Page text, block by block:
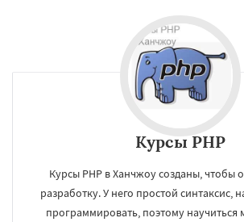
Курсы PHP
Курсы PHP в Ханчжоу созданы, чтобы
разработку. У него простой синтаксис,
программировать, поэтому